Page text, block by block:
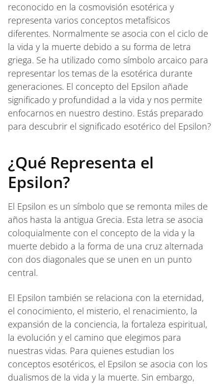
reconocido en la cosmovisión esotérica y
representa varios conceptos metafísicos
diferentes. Normalmente se asocia con el ciclo de
la vida y la muerte debido a su forma de letra
griega. Se ha utilizado como símbolo arcaico para
representar los temas de la esotérica durante
generaciones. El concepto del Epsilon añade
significado y profundidad a la vida y nos permite
enfocarnos en nuestro destino. Estás preparado
para descubrir el significado esotérico del Epsilon?
¿Qué Representa el
Epsilon?
El Epsilon es un símbolo que se remonta miles de
años hasta la antigua Grecia. Esta letra se asocia
coloquialmente con el concepto de la vida y la
muerte debido a la forma de una cruz alternada
con dos diagonales que se unen en un punto
central.
El Epsilon también se relaciona con la eternidad,
el conocimiento, el misterio, el renacimiento, la
expansión de la conciencia, la fortaleza espiritual,
la evolución y el camino que elegimos para
nuestras vidas. Para quienes estudian los
conceptos esotéricos, el Epsilon se asocia con los
dualismos de la vida y la muerte. Sin embargo,